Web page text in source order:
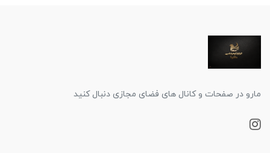
مارو در صفحات و کانال های فضای مجازی دنبال کنید